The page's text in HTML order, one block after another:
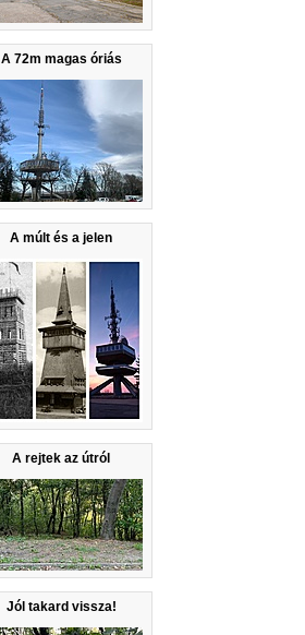
A 72m magas óriás
A múlt és a jelen
A rejtek az útról
Jól takard vissza!